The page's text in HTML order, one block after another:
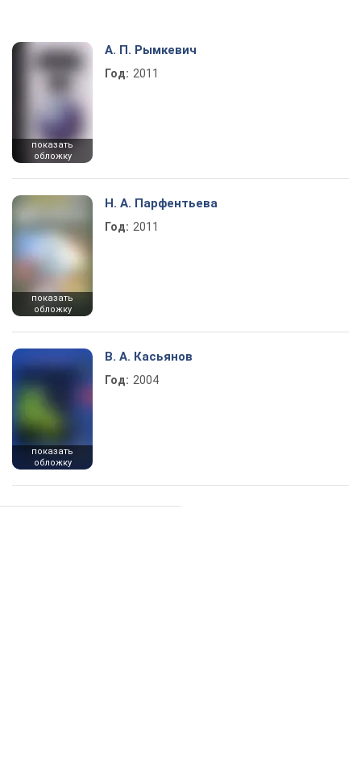
показать
обложку
А. П. Рымкевич
Год: 2011
показать
обложку
Н. А. Парфентьева
Год: 2011
показать
обложку
В. А. Касьянов
Год: 2004